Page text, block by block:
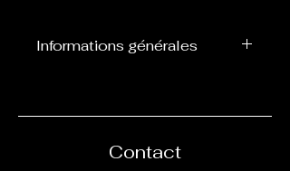
Informations générales
peut pas être vapoté
Contact